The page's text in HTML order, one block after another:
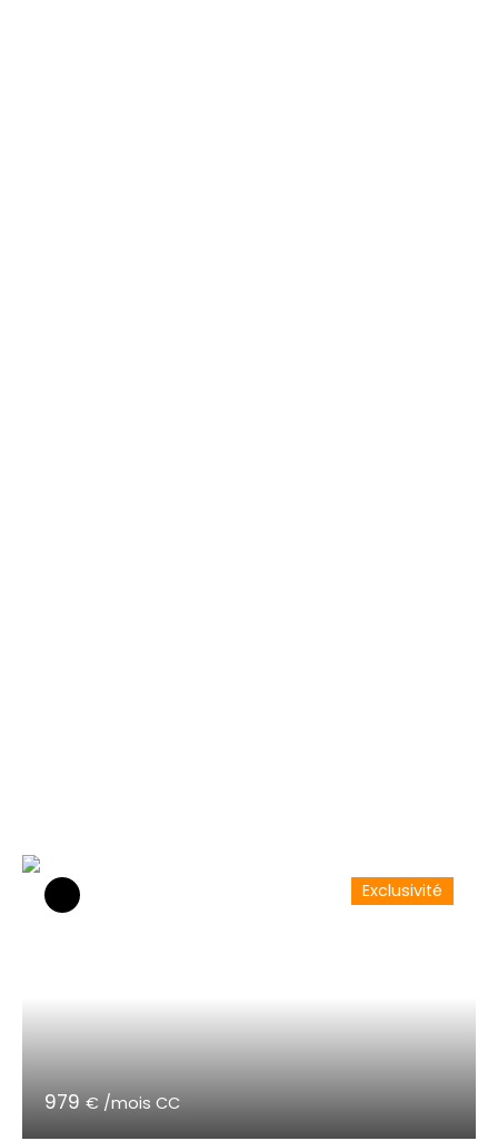
979 € /mois CC
Exclusivité